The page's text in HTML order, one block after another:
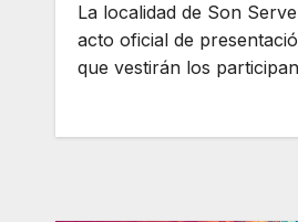
La localidad de Son
acto oficial de
que vestirán los